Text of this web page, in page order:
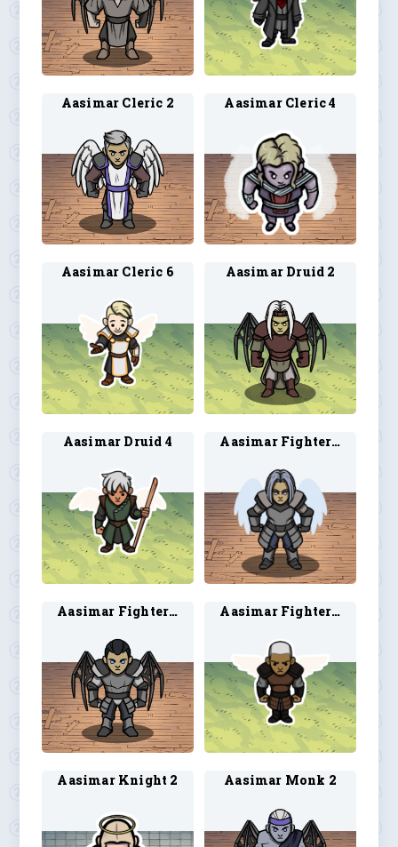
Aasimar Cleric 2 Aasimar Cleric 4
Aasimar Cleric 6 Aasimar Druid 2
Aasimar Druid 4 Aasimar Fighter 1
Aasimar Fighter 2 Aasimar Fighter 4
Aasimar Knight 2 Aasimar Monk 2